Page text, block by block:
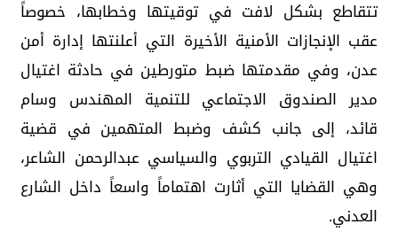
تتقاطع بشكل لافت في توقيتها وخطابها، خصوصاً
عقب الإنجازات الأمنية الأخيرة التي أعلنتها إدارة أمن
عدن، وفي مقدمتها ضبط متورطين في حادثة اغتيال
مدير الصندوق الاجتماعي للتنمية المهندس وسام
قائد، إلى جانب كشف وضبط المتهمين في قضية
اغتيال القيادي التربوي والسياسي عبدالرحمن الشاعر،
وهي القضايا التي أثارت اهتماماً واسعاً داخل الشارع
العدني.